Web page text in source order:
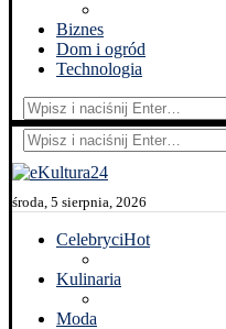
Biznes
Dom i ogród
Technologia
środa, 5 sierpnia, 2026
CelebryciHot
Kulinaria
Moda